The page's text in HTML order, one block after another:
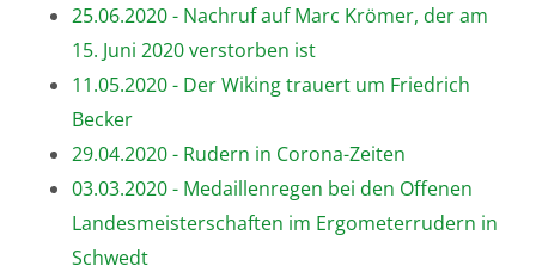
25.06.2020 - Nachruf auf Marc Krömer, der am
15. Juni 2020 verstorben ist
11.05.2020 - Der Wiking trauert um Friedrich
Becker
29.04.2020 - Rudern in Corona-Zeiten
03.03.2020 - Medaillenregen bei den Offenen
Landesmeisterschaften im Ergometerrudern in
Schwedt